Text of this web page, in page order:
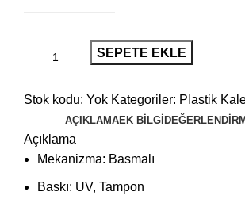
SEPETE EKLE
Stok kodu: Yok Kategoriler: Plastik
AÇIKLAMAEK BILGI
Açıklama
Mekanizma: Basmalı
Baskı: UV, Tampon